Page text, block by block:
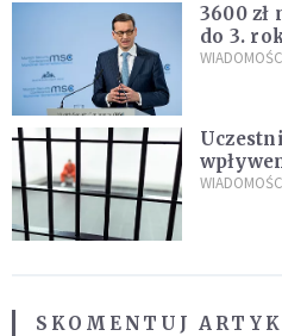
3600 zł
do 3.
zdanie
SKOMENTUJ